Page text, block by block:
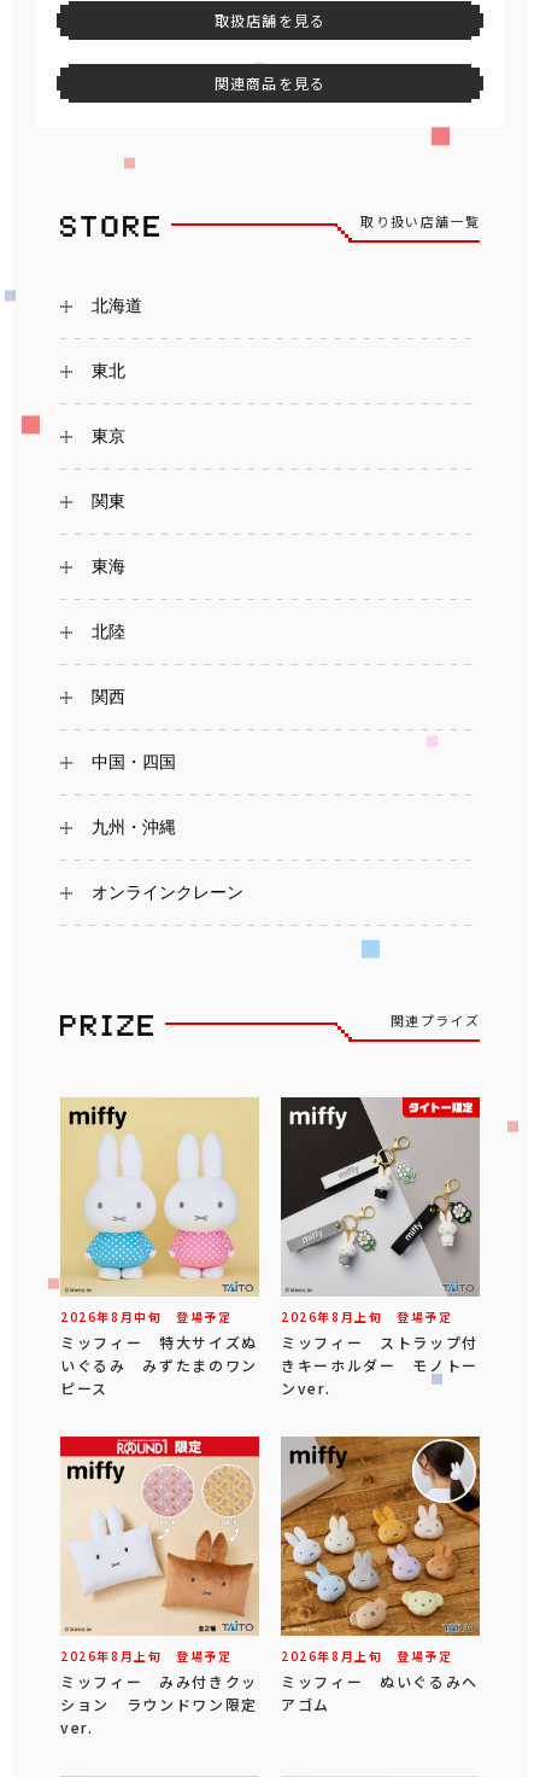
取扱店舗を見る
関連商品を見る
取り扱い店舗一覧
北海道
東北
東京
関東
東海
北陸
関西
中国・四国
九州・沖縄
オンラインクレーン
関連プライズ
2026年8 月中旬 登場予定
ミッフィー 特大サイズぬ
いぐるみ みずたまのワン
ピース
2026年8 月 上旬 登場予定
ミッフィー ストラップ付
きキーホルダー モノトー
ンver.
2026年8 月 上旬 登場予定
ミッフィー みみ付きクッ
ション ラウンドワン限定
ver.
2026年8 月 上旬 登場予定
ミッフィー ぬいぐるみヘ
アゴム